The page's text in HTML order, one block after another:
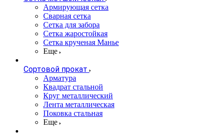
Армирующая сетка
Сварная сетка
Сетка для забора
Сетка жаростойкая
Сетка крученая Манье
Еще
Сортовой прокат
Арматура
Квадрат стальной
Круг металлический
Лента металлическая
Поковка стальная
Еще